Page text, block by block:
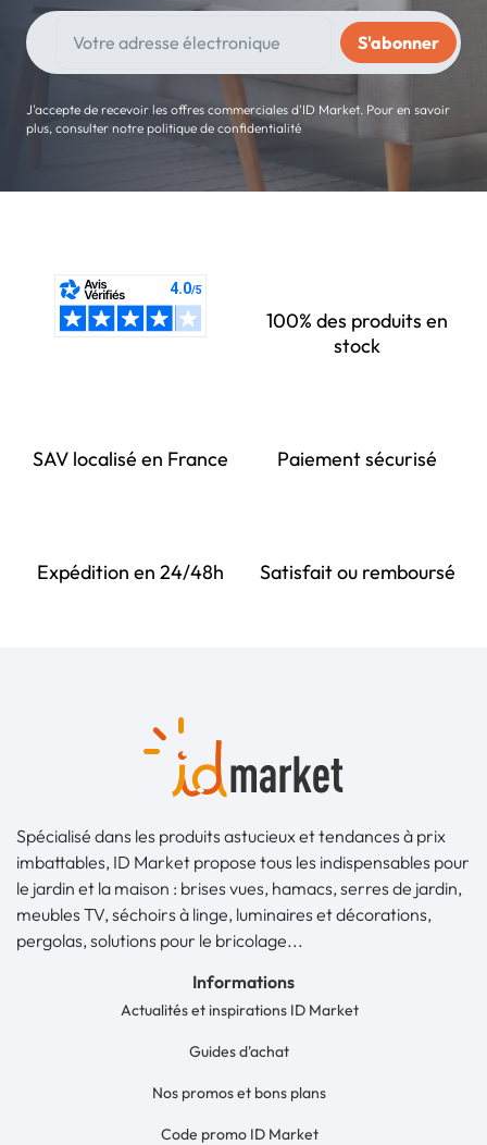
J'accepte de recevoir les offres commerciales d'ID Market. Pour en savoir
plus, consulter notre politique de confidentialité
100% des produits en
stock
SAV localisé en France Paiement sécurisé
Expédition en 24/48h Satisfait ou remboursé
Spécialisé dans les produits astucieux et tendances à prix
imbattables, ID Market propose tous les indispensables pour
le jardin et la maison : brises vues, hamacs, serres de jardin,
meubles TV, séchoirs à linge, luminaires et décorations,
pergolas, solutions pour le bricolage...
Informations
Actualités et inspirations ID Market
Guides d'achat
Nos promos et bons plans
Code promo ID Market